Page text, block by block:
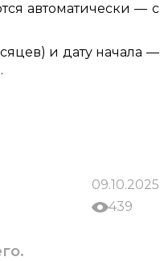
автоматически — с
и дату начала —
09.10.2025
439